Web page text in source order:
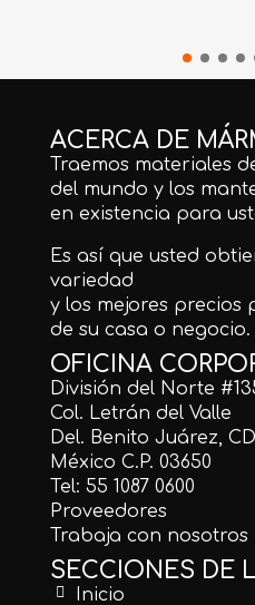
ACERCA DE
Traemos materiales
del mundo y los
en existencia para
Es así que usted
variedad
y los mejores precios
de su casa o negocio.
OFICINA
División del Norte
Col. Letrán del Valle
Del. Benito Juárez,
México C.P. 03650
Tel: 55 1087 0600
Proveedores
Trabaja con nosotros
SECCIONES DE
Inicio